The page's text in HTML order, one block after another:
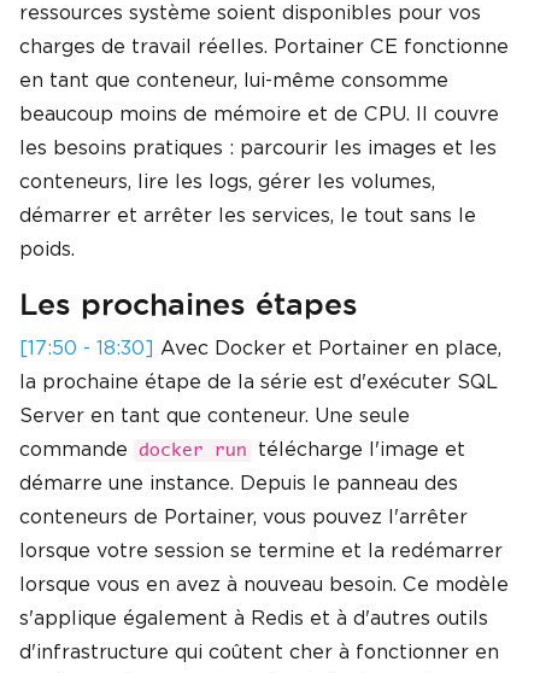
ressources système soient disponibles pour vos
charges de travail réelles. Portainer CE fonctionne
en tant que conteneur, lui-même consomme
beaucoup moins de mémoire et de CPU. Il couvre
les besoins pratiques : parcourir les images et les
conteneurs, lire les logs, gérer les volumes,
démarrer et arrêter les services, le tout sans le
poids.
Les prochaines étapes
[17:50 - 18:30] Avec Docker et Portainer en place,
la prochaine étape de la série est d'exécuter SQL
Server en tant que conteneur. Une seule
commande
docker run
télécharge l'image et
démarre une instance. Depuis le panneau des
conteneurs de Portainer, vous pouvez l'arrêter
lorsque votre session se termine et la redémarrer
lorsque vous en avez à nouveau besoin. Ce modèle
s'applique également à Redis et à d'autres outils
d'infrastructure qui coûtent cher à fonctionner en